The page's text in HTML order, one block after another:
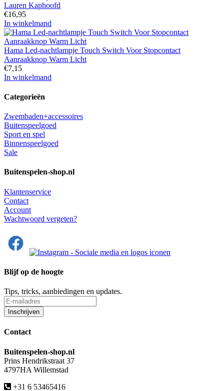
Lauren Kaphoofd
€16,95
In winkelmand
Hama Led-nachtlampje Touch Switch Voor Stopcontact
Aanraakknop Warm Licht
€7,15
In winkelmand
Categorieën
Zwembaden+accessoires
Buitenspeelgoed
Sport en spel
Binnenspeelgoed
Sale
Buitenspelen-shop.nl
Klantenservice
Contact
Account
Wachtwoord vergeten?
Blijf op de hoogte
Tips, tricks, aanbiedingen en updates.
Contact
Buitenspelen-shop.nl
Prins Hendrikstraat 37
4797HA Willemstad
+31 6 53465416